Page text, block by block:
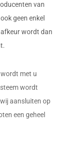
van
geen enkel
wordt dan
met u
wordt
aansluiten op
een geheel